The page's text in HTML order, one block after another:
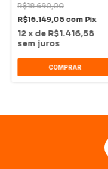
R$18.690,00
R$16.149,05 com Pix
12xde R$1.416,58
sem juros
COMPRAR